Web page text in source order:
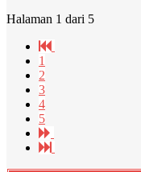
Halaman 1 dari 5
1
2
3
4
5